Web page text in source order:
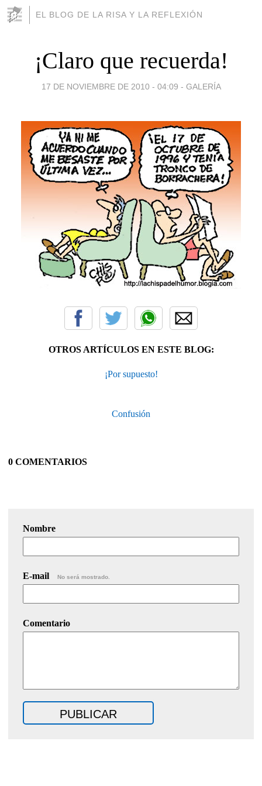
EL BLOG DE LA RISA Y LA REFLEXIÓN
¡Claro que recuerda!
17 DE NOVIEMBRE DE 2010 - 04:09 - GALERÍA
OTROS ARTÍCULOS EN ESTE BLOG:
¡Por supuesto!
Confusión
0 COMENTARIOS
Nombre
E-mail No será mostrado.
Comentario